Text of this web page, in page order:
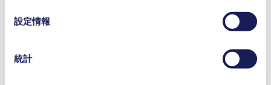
をクリックし、チェックマークを外していただけば、い
つでも取り消すことができます。
保存期間の詳細については、当社の[プライバシーポリシ
設定情報
統計